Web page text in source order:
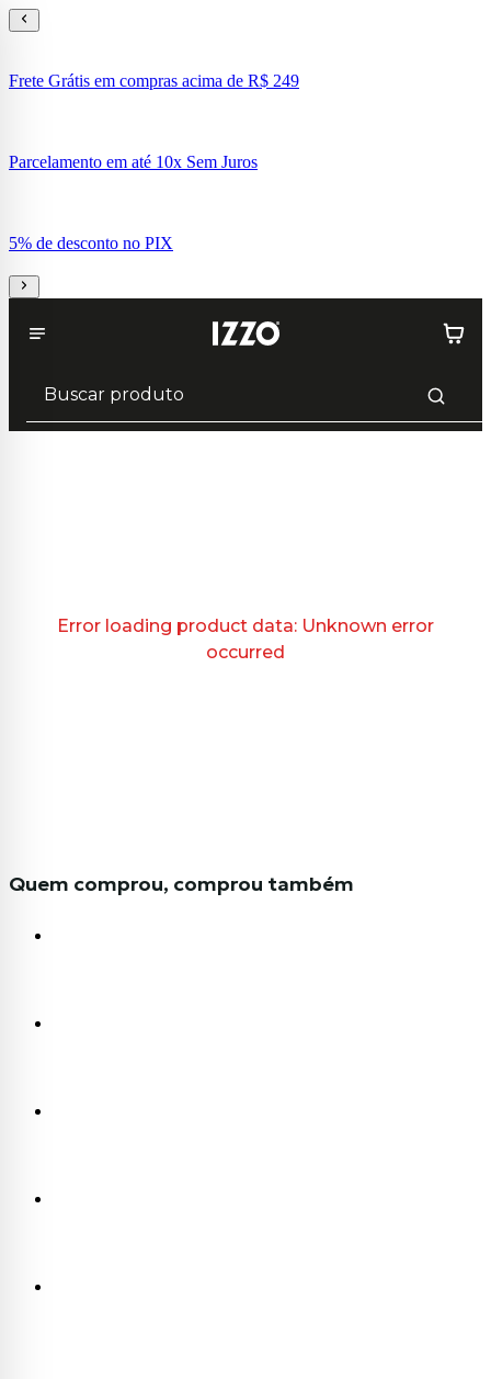
Frete Grátis em compras acima de R$ 249
Parcelamento em até 10x Sem Juros
5% de desconto no PIX
Error loading product data: Unknown error
occurred
Quem comprou, comprou também